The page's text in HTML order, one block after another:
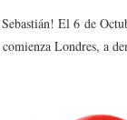
El 6 de
Londres, a